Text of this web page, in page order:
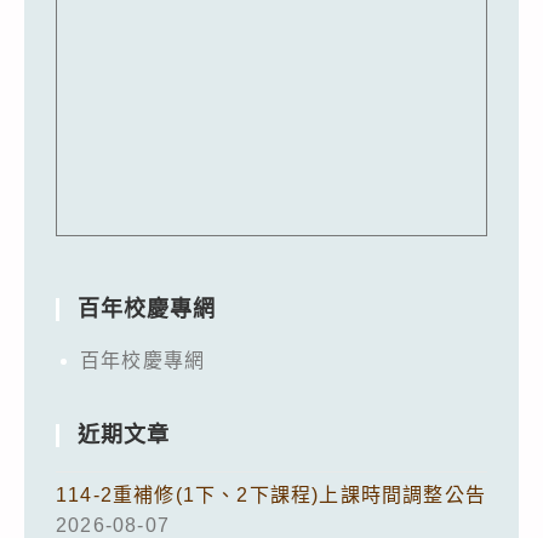
百年校慶專網
百年校慶專網
近期文章
114-2重補修(1下、2下課程)上課時間調整公告
2026-08-07